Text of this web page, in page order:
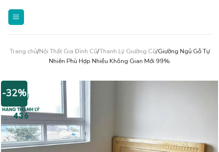
Trang chủ/Nội Thất Gia Đình Cũ/Thanh Lý Giường Cũ/Giường Ngủ Gỗ Tự
Nhiên Phù Hợp Nhiều Không Gian Mới 99%
-32%